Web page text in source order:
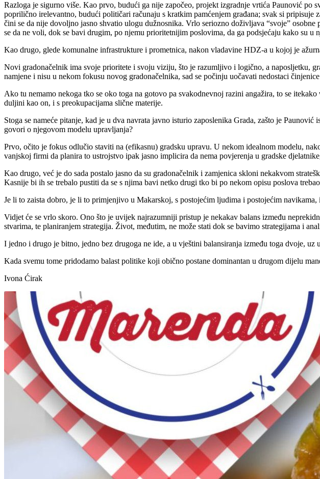
Razloga je sigurno više. Kao prvo, budući ga nije započeo, projekt izgradnje vrtića Paunović
poprilično irelevantno, budući političari računaju s kratkim pamćenjem građana; svak si
čini se da nije dovoljno jasno shvatio ulogu dužnosnika. Vrlo seriozno doživljava “svoje” osobne
se da ne voli, dok se bavi drugim, po njemu prioritetnijim poslovima, da ga podsjećaju kako su u
Kao drugo, glede komunalne infrastrukture i prometnica, nakon vladavine HDZ-a u kojoj je
Novi gradonačelnik ima svoje prioritete i svoju viziju, što je razumljivo i logično, a naposljetku,
namjene i nisu u nekom fokusu novog gradonačelnika, sad se počinju uočavati nedostaci
Ako tu nemamo nekoga tko se oko toga na gotovo pa svakodnevnoj razini angažira, to se
duljini kao on, i s preokupacijama slične materije.
Stoga se nameće pitanje, kad je u dva navrata javno isturio zaposlenika Grada, zašto je
govori o njegovom modelu upravljanja?
Prvo, očito je fokus odlučio staviti na (efikasnu) gradsku upravu. U nekom idealnom modelu,
vanjskoj firmi da planira to ustrojstvo ipak jasno implicira da nema povjerenja u gradske
Kao drugo, već je do sada postalo jasno da su gradonačelnik i zamjenica skloni nekakvom
Kasnije bi ih se trebalo pustiti da se s njima bavi netko drugi tko bi po nekom opisu poslova
Je li to zaista dobro, je li to primjenjivo u Makarskoj, s postojećim ljudima i postojećim
Vidjet će se vrlo skoro. Ono što je uvijek najrazumniji pristup je nekakav balans između
stvarima, te planiranjem strategija. Život, međutim, ne može stati dok se bavimo strategijama i
I jedno i drugo je bitno, jedno bez drugoga ne ide, a u vještini balansiranja između toga dvoje,
Kada svemu tome pridodamo balast politike koji obično postane dominantan u drugom dijelu
Ivona Ćirak